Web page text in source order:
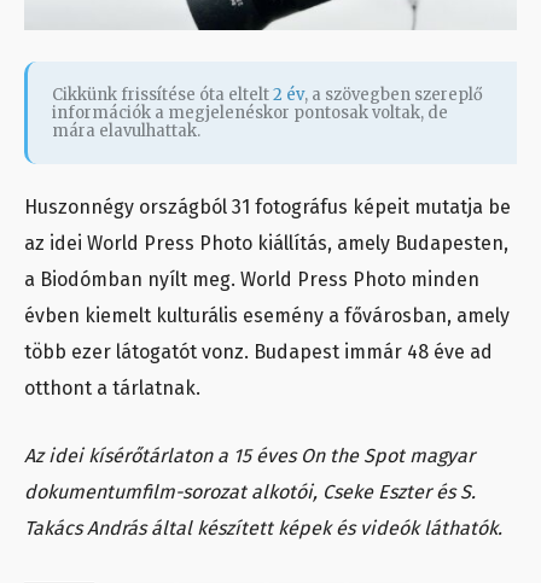
Cikkünk frissítése óta eltelt2 év, a szövegben szereplő
információk a megjelenéskor pontosak voltak, de
mára elavulhattak.
Huszonnégy országból 31 fotográfus képeit mutatja be
az idei World Press Photo kiállítás, amely Budapesten,
a Biodómban nyílt meg. World Press Photo minden
évben kiemelt kulturális esemény a fővárosban, amely
több ezer látogatót vonz. Budapest immár 48 éve ad
otthont a tárlatnak.
Az idei kísérőtárlaton a 15 éves On the Spot magyar
dokumentumfilm-sorozat alkotói, Cseke Eszter és S.
Takács András által készített képek és videók láthatók.